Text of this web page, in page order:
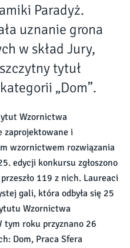
Paradyż.
uznanie grona
w skład Jury,
tytuł
„Dom”.
Wzornictwa
zaprojektowane i
wzornictwem rozwiązania
edycji konkursu zgłoszono
119 z nich. Laureaci
gali, która odbyła się 25
Wzornictwa
tym roku przyznano 26
Dom, Praca Sfera